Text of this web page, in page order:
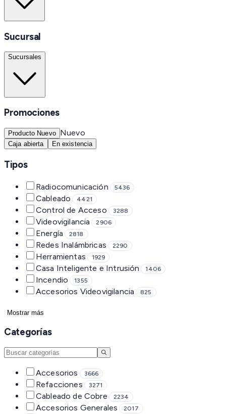
Sucursal
Sucursales
Promociones
Producto Nuevo Nuevo
Caja abierta En existencia
Tipos
Radiocomunicación 5436
Cableado 4421
Control de Acceso 3288
Videovigilancia 2906
Energía 2818
Redes Inalámbricas 2290
Herramientas 1929
Casa Inteligente e Intrusión 1406
Incendio 1355
Accesorios Videovigilancia 825
Mostrar más
Categorías
Accesorios 3666
Refacciones 3271
Cableado de Cobre 2234
Accesorios Generales 2017